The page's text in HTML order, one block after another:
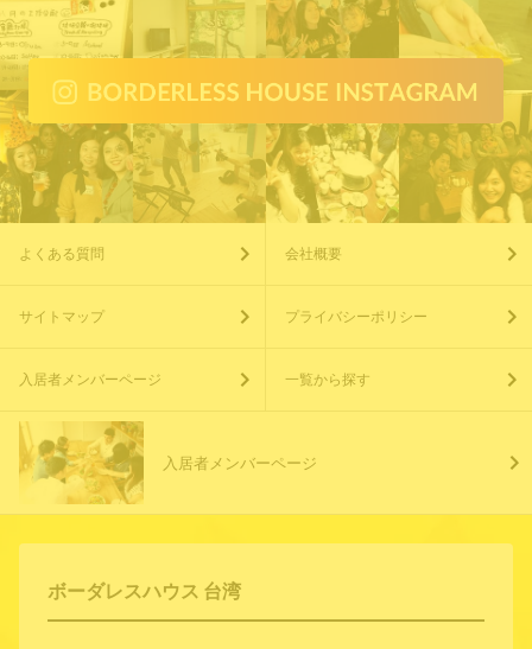
ボーダレスハウス 台湾
よくある質問 会社概要
サイトマップ プライバシーポリシー
入居者メンバーページ 一覧から探す
入居者メンバーページ